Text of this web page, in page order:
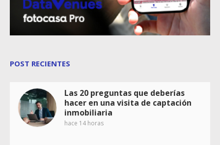
POST RECIENTES
Las 20 preguntas que deberías
hacer en una visita de captación
inmobiliaria
hace 14 horas